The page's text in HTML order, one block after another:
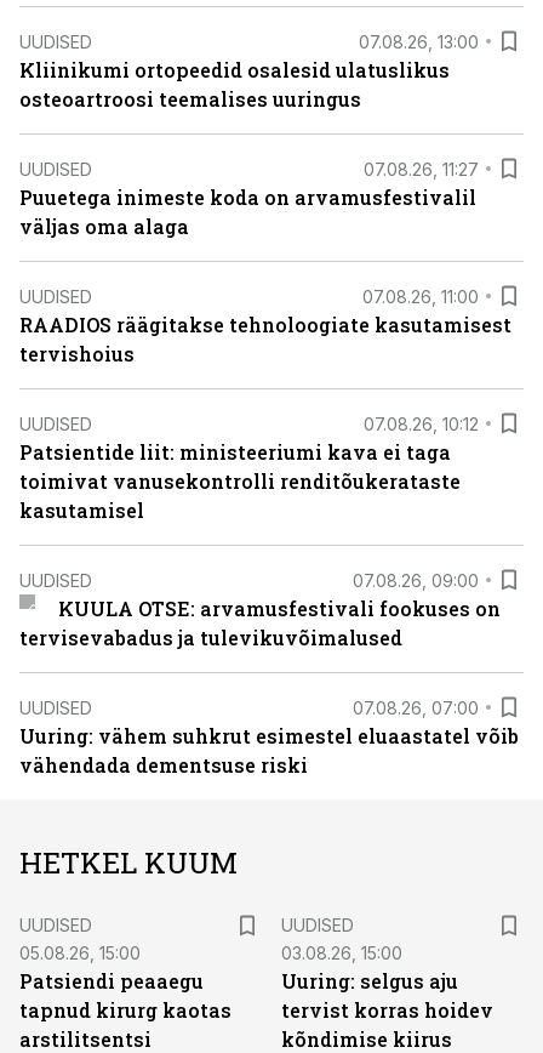
UUDISED 07.08.26, 13:00
Kliinikumi ortopeedid osalesid ulatuslikus
osteoartroosi teemalises uuringus
UUDISED 07.08.26, 11:27
Puuetega inimeste koda on arvamusfestivalil
väljas oma alaga
UUDISED 07.08.26, 11:00
RAADIOS räägitakse tehnoloogiate kasutamisest
tervishoius
UUDISED 07.08.26, 10:12
Patsientide liit: ministeeriumi kava ei taga
toimivat vanusekontrolli renditõukerataste
kasutamisel
UUDISED 07.08.26, 09:00
KUULA OTSE: arvamusfestivali fookuses on
tervisevabadus ja tulevikuvõimalused
UUDISED 07.08.26, 07:00
Uuring: vähem suhkrut esimestel eluaastatel võib
vähendada dementsuse riski
HETKEL KUUM
UUDISED
05.08.26, 15:00
Patsiendi peaaegu
tapnud kirurg kaotas
arstilitsentsi
UUDISED
03.08.26, 15:00
Uuring: selgus aju
tervist korras hoidev
kõndimise kiirus